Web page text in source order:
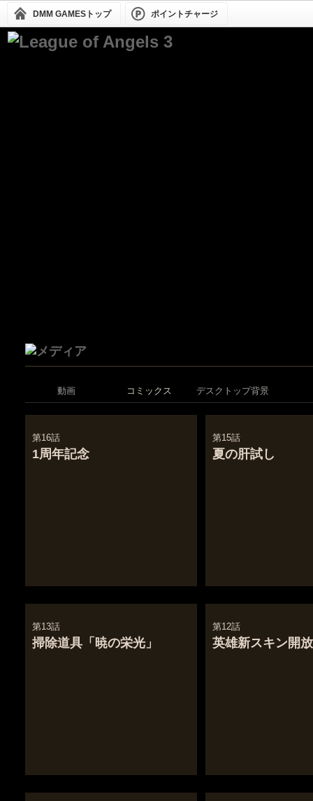
DMM GAMESトップ ポイントチャージ
動画 コミックス デスクトップ背景
第16話
1周年記念
第15話
夏の肝試し
第13話
掃除道具「暁の栄光」
第12話
英雄新スキン開放